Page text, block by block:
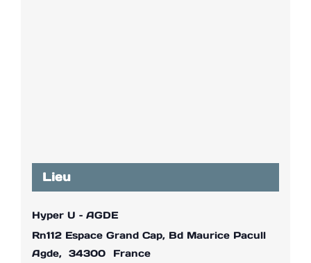
Lieu
Hyper U – AGDE
Rn112 Espace Grand Cap, Bd Maurice Pacull
Agde, 34300
France